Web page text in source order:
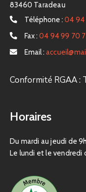
83460 Taradeau
Téléphone : 04 94
Fax : 04 94 99 70
Email :
Conformité RGAA :
Horaires
Du mardi au jeudi de
Le lundi et le vendredi